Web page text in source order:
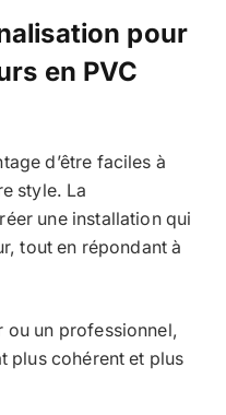
pour
en PVC
d’être faciles à
style. La
une installation qui
tout en répondant à
ou un professionnel,
plus cohérent et plus